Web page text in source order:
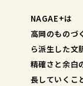
NAGAE+は
高岡のものづ
ら派生した文
精確さと余白
長していくこ